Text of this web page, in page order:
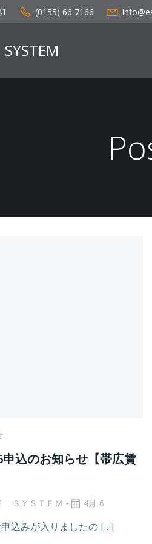
(0155) 66 7166
込のお知らせ【帯広賃
ＳＹＳＴＥＭ - 4月 6
込みが入りましたの […]